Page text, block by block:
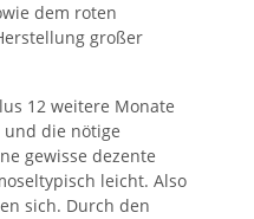
dem roten
großer
12 weitere Monate
und die nötige
gewisse dezente
leicht. Also
sich. Durch den